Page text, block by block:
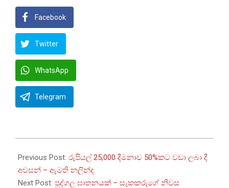
Facebook
Twitter
WhatsApp
Telegram
12-
16
Previous Post: රුපියල් 25,000 දීමනාව 50%කට වඩා ලබා දී
අවසන් – ඇමති නලින්ද
Next Post: පුද්ගල ඝාතනයක් – සැකකරුගේ නිවස